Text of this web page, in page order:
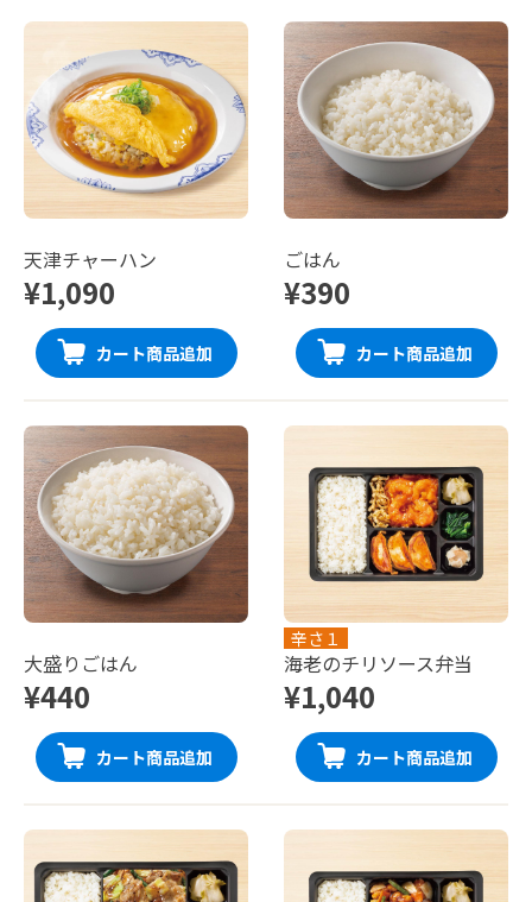
天津チャーハン
¥1,090
カート商品追加
ごはん
¥390
カート商品追加
大盛りごはん
¥440
カート商品追加
辛さ１
海老のチリソース弁当
¥1,040
カート商品追加